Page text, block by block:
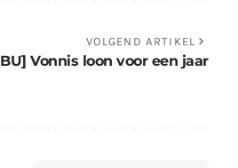
VOLGEND ARTIKEL
Vonnis loon voor een jaar